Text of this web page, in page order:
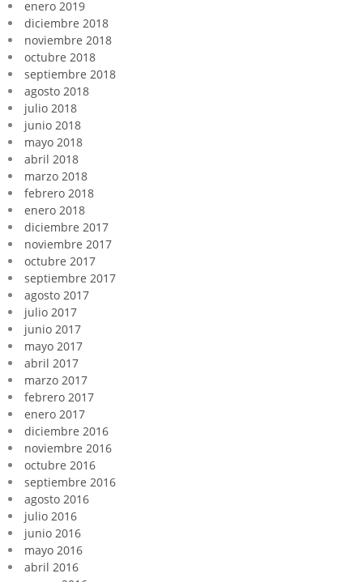
enero 2019
diciembre 2018
noviembre 2018
octubre 2018
septiembre 2018
agosto 2018
julio 2018
junio 2018
mayo 2018
abril 2018
marzo 2018
febrero 2018
enero 2018
diciembre 2017
noviembre 2017
octubre 2017
septiembre 2017
agosto 2017
julio 2017
junio 2017
mayo 2017
abril 2017
marzo 2017
febrero 2017
enero 2017
diciembre 2016
noviembre 2016
octubre 2016
septiembre 2016
agosto 2016
julio 2016
junio 2016
mayo 2016
abril 2016